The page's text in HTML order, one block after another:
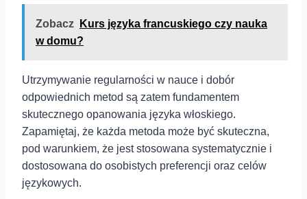
Zobacz
Kurs języka francuskiego czy nauka
w domu?
Utrzymywanie regularności w nauce i dobór
odpowiednich metod są zatem fundamentem
skutecznego opanowania języka włoskiego.
Zapamiętaj, że każda metoda może być skuteczna,
pod warunkiem, że jest stosowana systematycznie i
dostosowana do osobistych preferencji oraz ⁢celów
językowych.